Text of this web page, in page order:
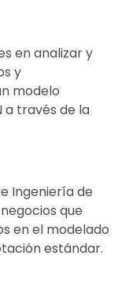
en analizar y
y
modelo
a través de la
Ingeniería de
que
en el modelado
estándar.